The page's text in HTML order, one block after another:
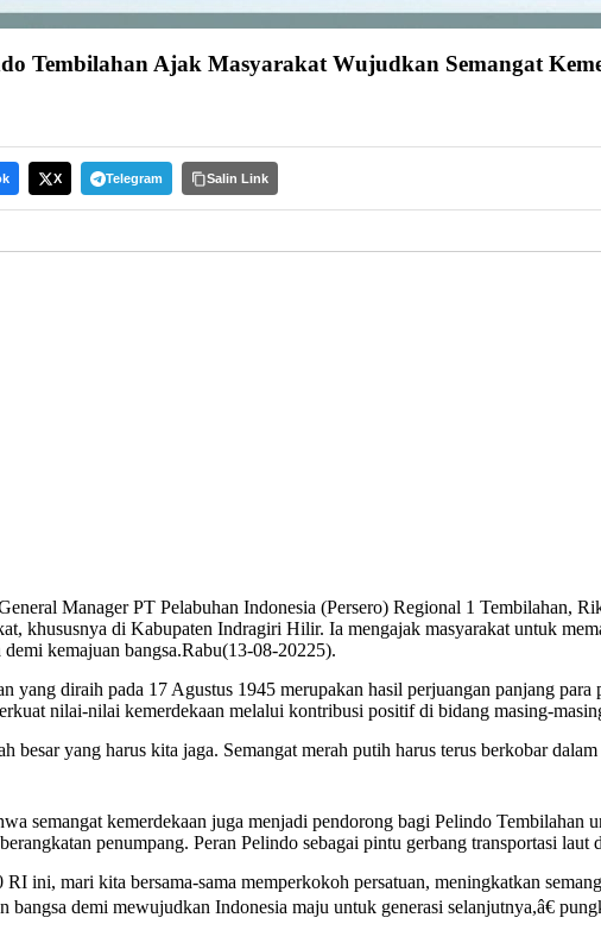
Tembilahan Ajak Masyarakat Wujudkan Semangat
X Telegram Salin Link
Manager PT Pelabuhan Indonesia (Persero) Regional 1 Tembilahan,
khususnya di Kabupaten Indragiri Hilir. Ia mengajak masyarakat untuk
demi kemajuan bangsa.Rabu(13-08-20225).
yang diraih pada 17 Agustus 1945 merupakan hasil perjuangan panjang
nilai-nilai kemerdekaan melalui kontribusi positif di bidang masing-
besar yang harus kita jaga. Semangat merah putih harus terus berkobar
semangat kemerdekaan juga menjadi pendorong bagi Pelindo
penumpang. Peran Pelindo sebagai pintu gerbang transportasi
ini, mari kita bersama-sama memperkokoh persatuan, meningkatkan
bangsa demi mewujudkan Indonesia maju untuk generasi selanjutnya,â€